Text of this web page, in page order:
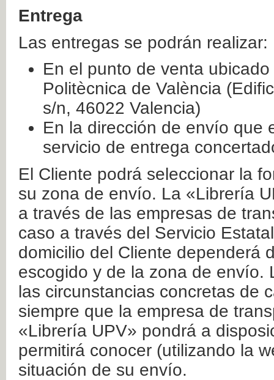
Entrega
Las entregas se podrán realizar:
En el punto de venta
Politècnica de València
s/n, 46022 Valencia)
En la dirección de envío que
servicio de entrega
El Cliente podrá seleccionar la
su zona de envío. La «Librería
a través de las empresas de
caso a través del Servicio
domicilio del Cliente dependerá
escogido y de la zona de envío.
las circunstancias concretas de
siempre que la empresa de
«Librería UPV» pondrá a
permitirá conocer (utilizando la
situación de su envío.